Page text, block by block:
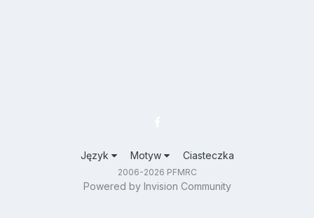
Język Motyw Ciasteczka
2006-2026 PFMRC
Powered by Invision Community